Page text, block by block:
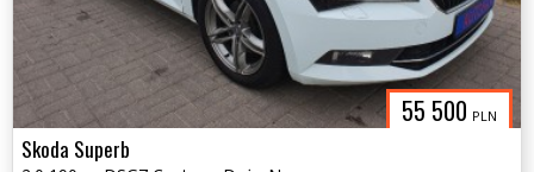
55 500 PLN
Skoda Superb